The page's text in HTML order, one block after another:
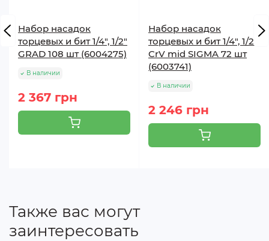
Набор насадок
торцевых и бит 1/4", 1/2"
GRAD 108 шт (6004275)
В наличии
2 367 грн
Набор насадок
торцевых и бит 1/4", 1/2"
CrV mid SIGMA 72 шт
(6003741)
В наличии
2 246 грн
Также вас могут
заинтересовать